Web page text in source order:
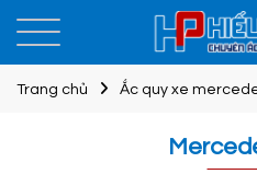
Trang chủ Ắc quy xe